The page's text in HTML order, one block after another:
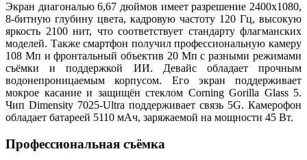
Экран диагональю 6,67 дюймов имеет разрешение 2400x1080,
8-битную глубину цвета, кадровую частоту 120 Гц, высокую
яркость 2100 нит, что соответствует стандарту флагманских
моделей. Также смартфон получил профессиональную камеру
108 Мп и фронтальный объектив 20 Мп с разными режимами
съёмки и поддержкой ИИ. Девайс обладает прочным
водонепроницаемым корпусом. Его экран поддерживает
мокрое касание и защищён стеклом Corning Gorilla Glass 5.
Чип Dimensity 7025-Ultra поддерживает связь 5G. Камерофон
обладает батареей 5110 мАч, заряжаемой на мощности 45 Вт.
Профессиональная съёмка